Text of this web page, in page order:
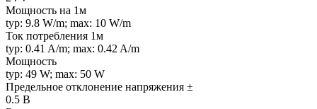
Мощность на 1м
typ: 9.8 W/m; max: 10 W/m
Ток потребления 1м
typ: 0.41 A/m; max: 0.42 A/m
Мощность
typ: 49 W; max: 50 W
Предельное отклонение напряжения ±
0.5 В